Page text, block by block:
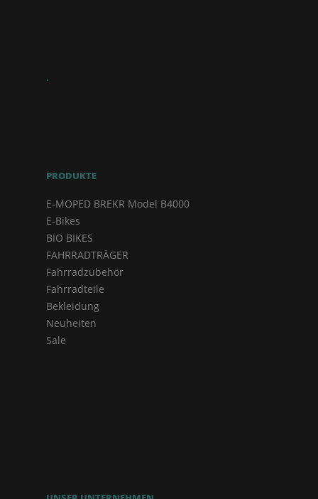
.
PRODUKTE
E-MOPED BREKR Model B4000
E-Bikes
BIO BIKES
FAHRRADTRÄGER
Fahrradzubehör
Fahrradteile
Bekleidung
Neuheiten
Sale